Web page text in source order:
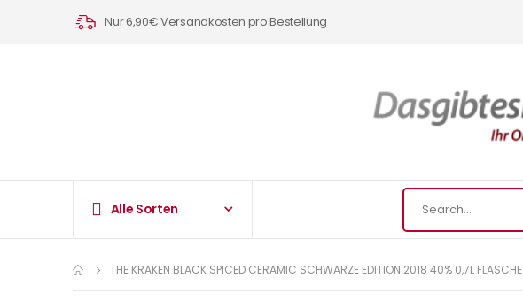
Nur 6,90€ Versandkosten pro Bestellung
Alle Sorten
THE KRAKEN BLACK SPICED CERAMIC SCHWARZE EDITION 2018 40% 0,7L FLASCHE